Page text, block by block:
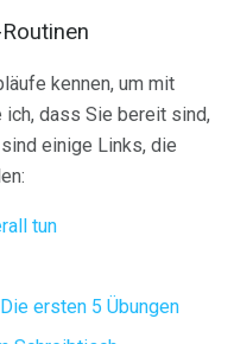
kennen, um mit
ich, dass Sie bereit sind,
einige Links, die
tun
ersten 5 Übungen